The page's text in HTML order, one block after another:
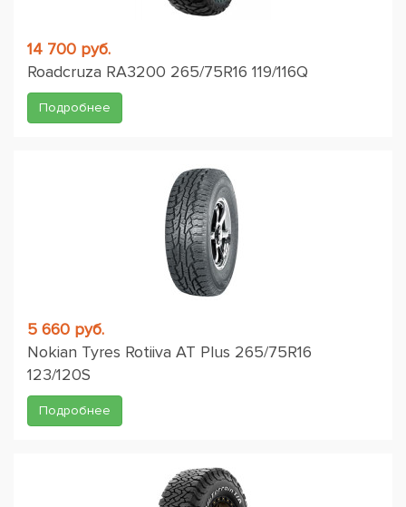
14 700 руб.
Roadcruza RA3200 265/75R16 119/116Q
Подробнее
5 660 руб.
Nokian Tyres Rotiiva AT Plus 265/75R16
123/120S
Подробнее